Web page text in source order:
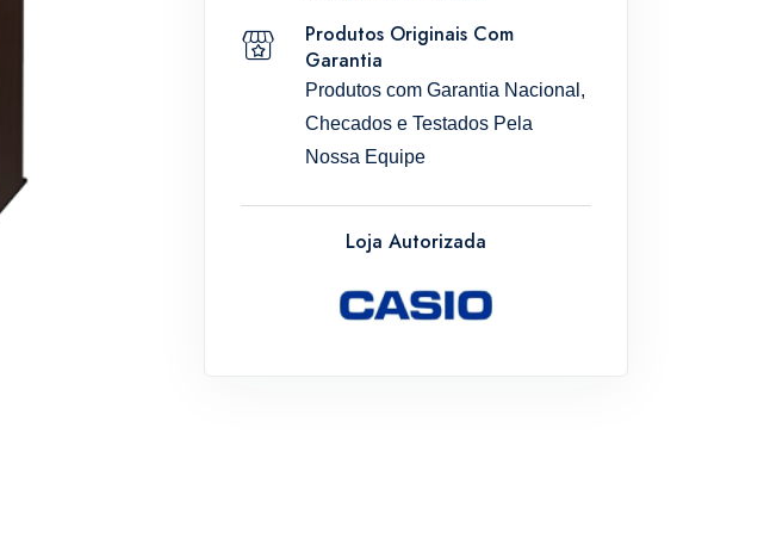
Produtos Originais Com
Garantia
Produtos com Garantia Nacional,
Checados e Testados Pela
Nossa Equipe
Loja Autorizada